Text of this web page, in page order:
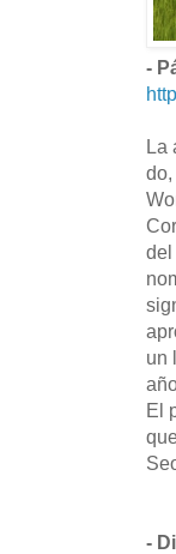
-
La
del
un
El
-